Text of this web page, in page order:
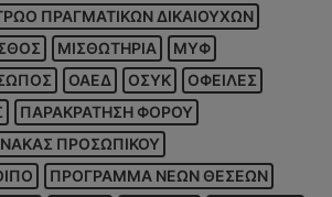
ΠΡΑΓΜΑΤΙΚΩΝ ΔΙΚΑΙΟΥΧΩΝ
ΜΙΣΘΩΤΗΡΙΑ
ΜΥΦ
ΟΑΕΔ ΟΣΥΚ
ΟΦΕΙΛΕΣ
ΠΑΡΑΚΡΑΤΗΣΗ ΦΟΡΟΥ
ΠΡΟΣΩΠΙΚΟΥ
ΠΡΟΓΡΑΜΜΑ ΝΕΩΝ ΘΕΣΕΩΝ